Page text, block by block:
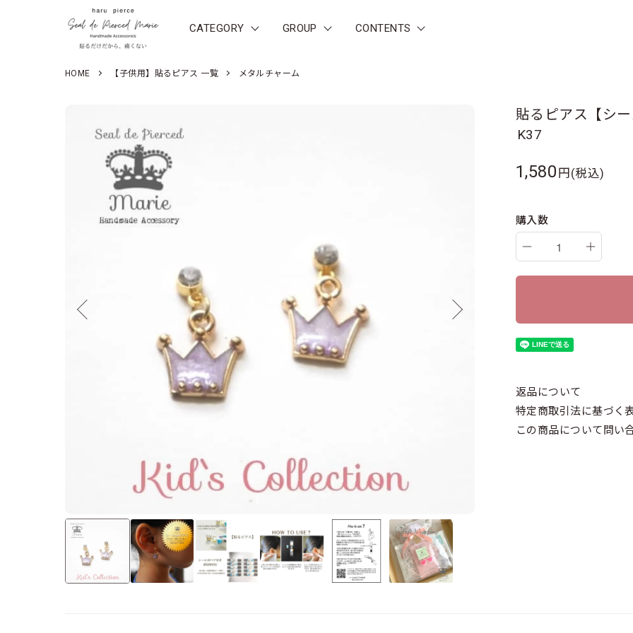
CATEGORY GROUP CONTENTS
HOME 【子供用】貼るピアス 一覧 メタルチャーム
貼るピアス【シ
K37
1,580 円(税込)
購入数
返品について
特定商取引法に基づく
この商品について問い